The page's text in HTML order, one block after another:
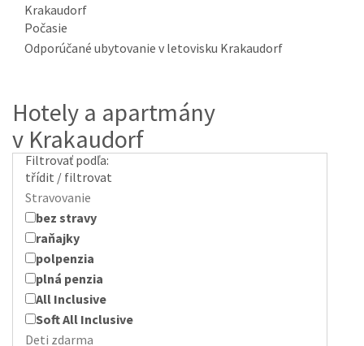
Krakaudorf
Počasie
Odporúčané ubytovanie v letovisku Krakaudorf
Hotely a apartmány
v Krakaudorf
Filtrovať podľa:
třídit / filtrovat
Stravovanie
bez stravy
raňajky
polpenzia
plná penzia
All Inclusive
Soft All Inclusive
Deti zdarma